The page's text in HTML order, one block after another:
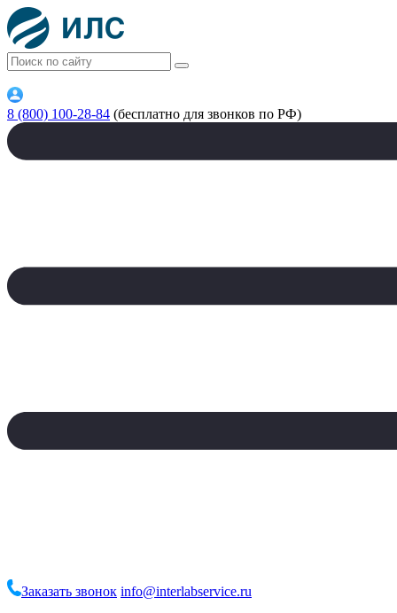
8 (800) 100-28-84 (бесплатно для звонков по РФ)
Заказать звонок info@interlabservice.ru